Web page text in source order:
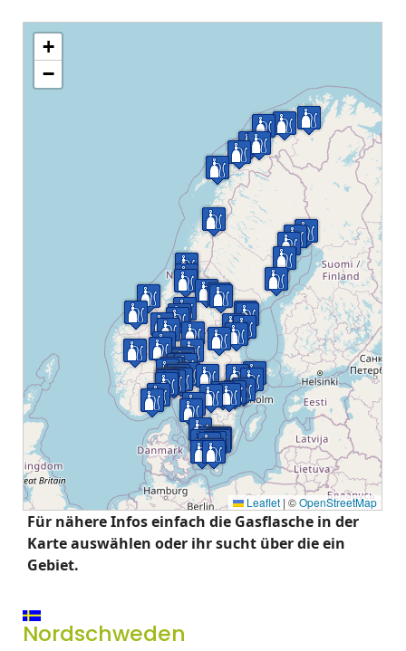
+
−
Leaflet | ©OpenStreetMap
Für nähere Infos einfach die Gasflasche in der
Karte auswählen oder ihr sucht über die ein
Gebiet.
Nordschweden